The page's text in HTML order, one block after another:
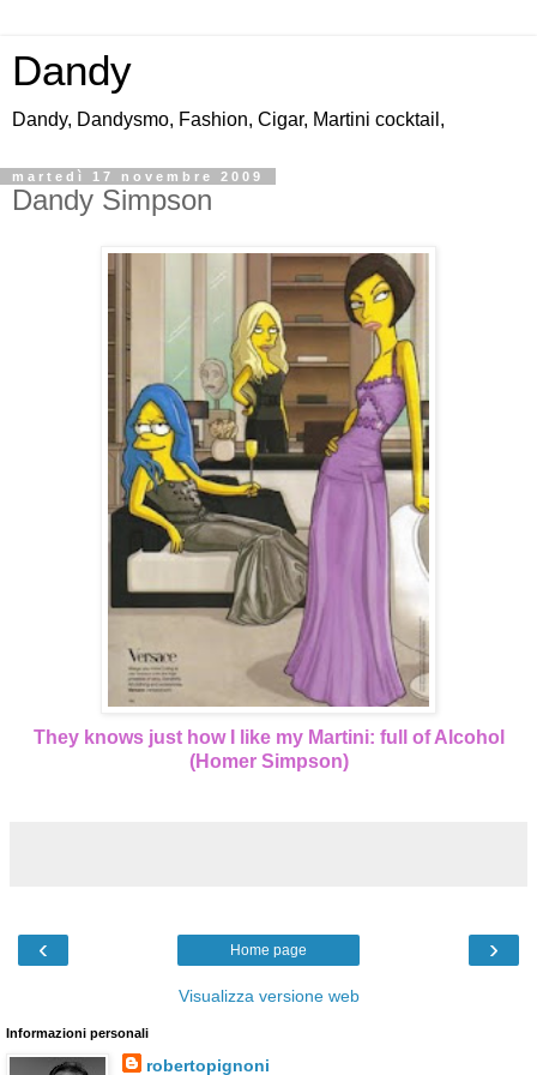
Dandy
Dandy, Dandysmo, Fashion, Cigar, Martini cocktail,
martedì 17 novembre 2009
Dandy Simpson
They knows just how I like my Martini: full of Alcohol
(Homer Simpson)
‹ ›
Home page
Visualizza versione web
Informazioni personali
robertopignoni